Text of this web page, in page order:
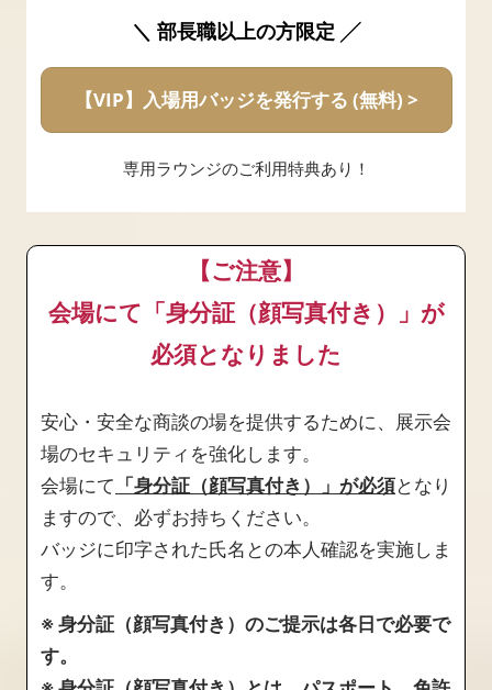
＼ 部長職以上の方限定 ╱
【VIP】入場用バッジを発行する (無料) >
専用ラウンジのご利用特典あり！
【ご注意】
会場にて「身分証（顔写真付き）」が
必須となりました
安心・安全な商談の場を提供するために、展示会
場のセキュリティを強化します。
会場にて 「身分証（顔写真付き）」が必須となり
ますので、必ずお持ちください。
バッジに印字された氏名との本人確認を実施しま
す。
※ 身分証（顔写真付き）のご提示は各日で必要で
す。